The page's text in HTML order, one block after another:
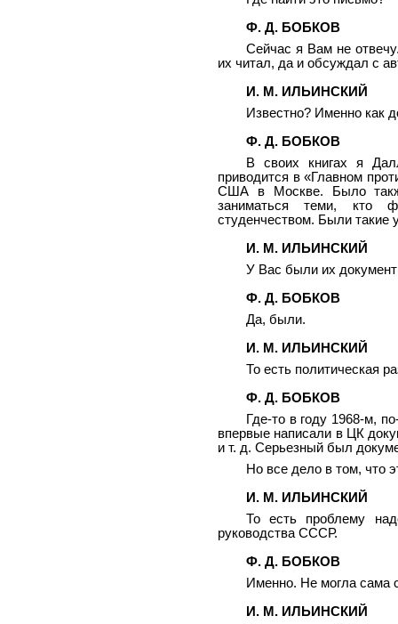
Ф. Д. БОБКОВ
Сейчас я Вам не
их читал, да и обсуждал с
И. М. ИЛЬИНСКИЙ
Известно? Именно как
Ф. Д. БОБКОВ
В своих книгах я
приводится в «Главном
США в Москве. Было
заниматься теми, кто
студенчеством. Были такие
И. М. ИЛЬИНСКИЙ
У Вас были их
Ф. Д. БОБКОВ
Да, были.
И. М. ИЛЬИНСКИЙ
То есть политическая
Ф. Д. БОБКОВ
Где-то в году 1968-м,
впервые написали в ЦК
и т. д. Серьезный был
Но все дело в том, что
И. М. ИЛЬИНСКИЙ
То есть проблему
руководства СССР.
Ф. Д. БОБКОВ
Именно. Не могла сама
И. М. ИЛЬИНСКИЙ